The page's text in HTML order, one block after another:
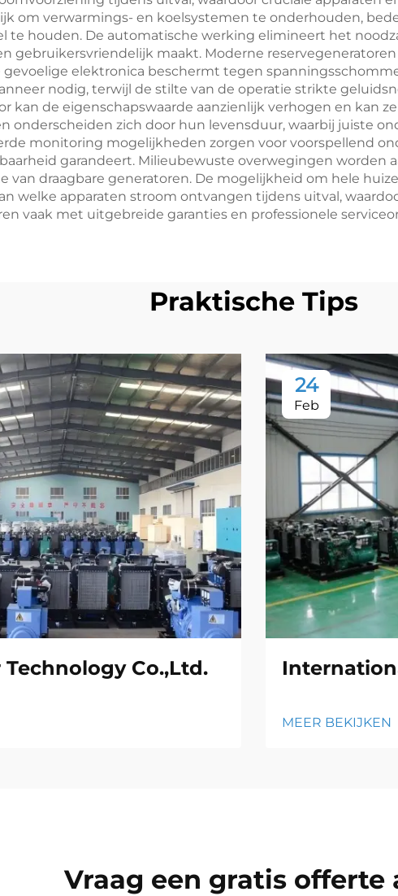
Engine te koop
om verwarmings- en koelsystemen te onderhouden,
te houden. De automatische werking elimineert het
gebruikersvriendelijk maakt. Moderne
elektronica beschermt tegen
nodig, terwijl de stilte van de operatie strikte
kan de eigenschapswaarde aanzienlijk verhogen en kan
onderscheiden zich door hun levensduur, waarbij juiste
monitoring mogelijkheden zorgen voor voorspellend
garandeert. Milieubewuste overwegingen worden
van draagbare generatoren. De mogelijkheid om hele
welke apparaten stroom ontvangen tijdens uitval,
vaak met uitgebreide garanties en professionele
Praktische Tips
Co.,Ltd.
24
Feb
MEER BEKIJKEN
Vraag een gratis offerte